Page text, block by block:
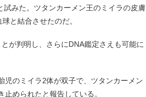
みた。ツタンカーメン王のミイラの皮膚
と結合させたのだ。
が判明し、さらにDNA鑑定さえも可能に
のミイラ2体が双子で、ツタンカーメン
められたと報告している。